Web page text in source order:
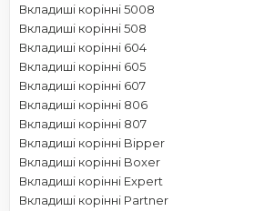
Вкладиші корінні 5008
Вкладиші корінні 508
Вкладиші корінні 604
Вкладиші корінні 605
Вкладиші корінні 607
Вкладиші корінні 806
Вкладиші корінні 807
Вкладиші корінні Bipper
Вкладиші корінні Boxer
Вкладиші корінні Expert
Вкладиші корінні Partner